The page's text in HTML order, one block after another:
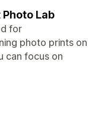
Lab
for
photo prints on
can focus on